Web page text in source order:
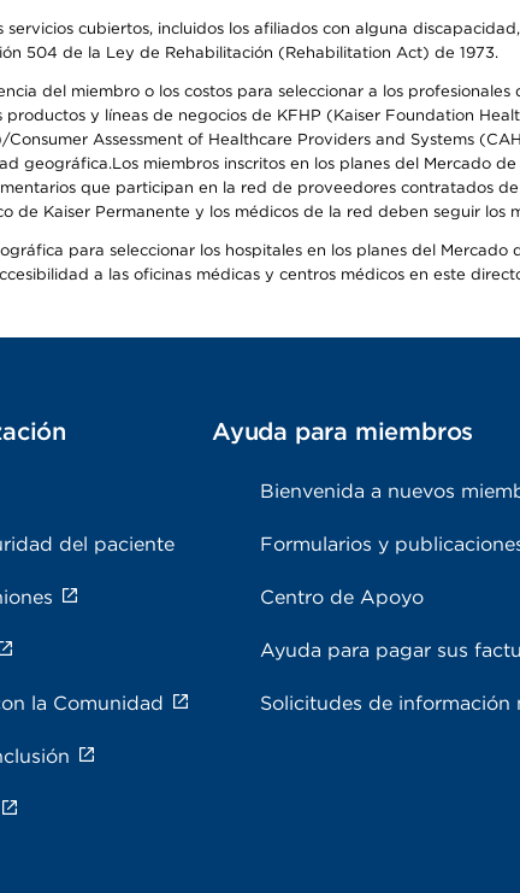
cubiertos, incluidos los afiliados con alguna
504 de la Ley de Rehabilitación (Rehabilitation Act) de 1973.
del miembro o los costos para seleccionar a los
y líneas de negocios de KFHP (Kaiser Foundation
Assessment of Healthcare Providers and Systems
miembros inscritos en los planes del Mercado
que participan en la red de proveedores contratados
de Kaiser Permanente y los médicos de la red deben seguir los
para seleccionar los hospitales en los planes del
a las oficinas médicas y centros médicos en este
del paciente
la Comunidad
Ayuda para miembros
Bienvenida a nuevos
Formularios y
Centro de Apoyo
Ayuda para pagar sus
Solicitudes de información